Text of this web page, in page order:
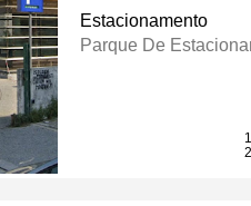
Estacionamento
Parque De